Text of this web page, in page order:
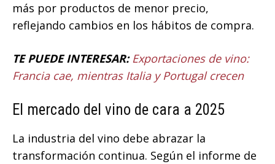
más por productos de menor precio,
reflejando cambios en los hábitos de compra.
TE PUEDE INTERESAR: Exportaciones de vino:
Francia cae, mientras Italia y Portugal crecen
El mercado del vino de cara a 2025
La industria del vino debe abrazar la
transformación continua. Según el informe de